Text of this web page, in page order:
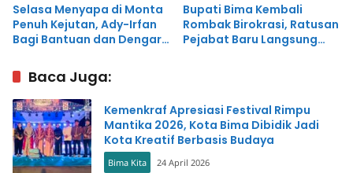
Selasa Menyapa di Monta
Penuh Kejutan, Ady-Irfan
Bagi Bantuan dan Dengar
Bupati Bima Kembali
Rombak Birokrasi, Ratusan
Pejabat Baru Langsung
Baca Juga:
Kemenkraf Apresiasi Festival Rimpu
Mantika 2026, Kota Bima Dibidik Jadi
Kota Kreatif Berbasis Budaya
Bima Kita 24 April 2026